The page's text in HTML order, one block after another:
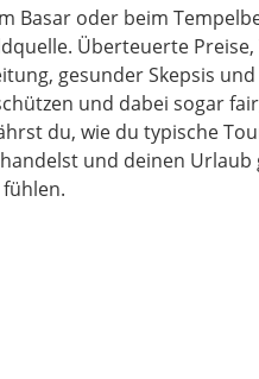
Basar oder beim
Überteuerte
gesunder Skepsis
und dabei sogar
du, wie du typische
und deinen